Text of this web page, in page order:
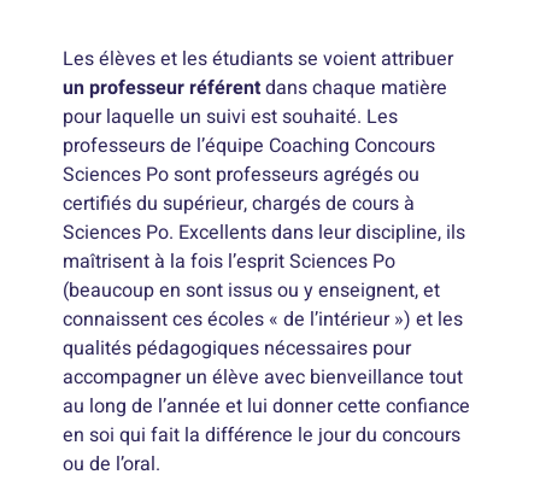
Les élèves et les étudiants se voient attribuer
un professeur référentdans chaque matière
pour laquelle un suivi est souhaité. Les
professeurs de l’équipe Coaching Concours
Sciences Po sont professeurs agrégés ou
certifiés du supérieur, chargés de cours à
Sciences Po. Excellents dans leur discipline, ils
maîtrisent à la fois l’esprit Sciences Po
(beaucoup en sont issus ou y enseignent, et
connaissent ces écoles « de l’intérieur ») et les
qualités pédagogiques nécessaires pour
accompagner un élève avec bienveillance tout
au long de l’année et lui donner cette confiance
en soi qui fait la différence le jour du concours
ou de l’oral.